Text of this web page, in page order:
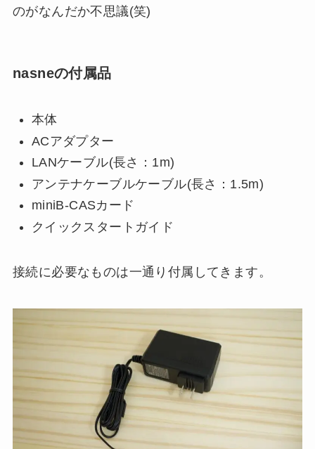
のがなんだか不思議(笑)
nasneの付属品
本体
ACアダプター
LANケーブル(長さ：1m)
アンテナケーブルケーブル(長さ：1.5m)
miniB-CASカード
クイックスタートガイド
接続に必要なものは一通り付属してきます。